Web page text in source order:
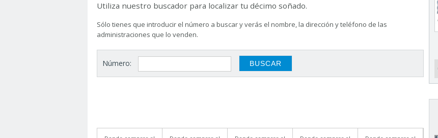
Utiliza nuestro buscador para localizar tu décimo soñado.
Sólo tienes que introducir el número a buscar y verás el nombre, la dirección y teléfono de las
administraciones que lo venden.
Número: